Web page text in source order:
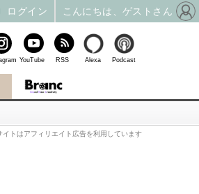
トはアフィリエイト広告を利用しています
YouTube RSS Alexa Podcast
ログイン こんにちは、ゲストさん